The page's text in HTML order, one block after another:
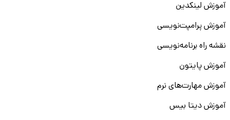
آموزش لینکدین
آموزش پرامپت‌نویسی
نقشه راه برنامه‌نویسی
آموزش پایتون
آموزش مهارت‌های نرم
آموزش دیتا بیس